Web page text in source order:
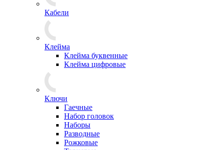
Кабели
Клейма
Клейма буквенные
Клейма цифровые
Ключи
Гаечные
Набор головок
Наборы
Разводные
Рожковые